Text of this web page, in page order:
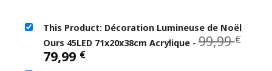
299,97 €.254,97 €.
This Product: Décoration Lumineuse de Noël
Ours 45LED 71x20x38cm Acrylique -99,99€
79,99 €Le